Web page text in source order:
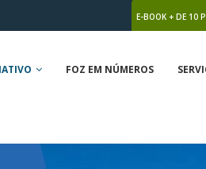
E-BOOK + DE 10
FOZ EM NÚMEROS